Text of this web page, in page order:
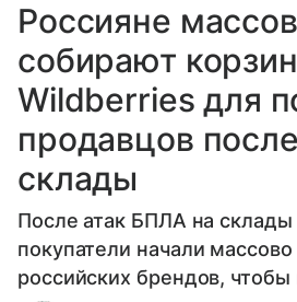
Россияне
собирают
Wildberries для
продавцов
склады
После атак БПЛА на склады
покупатели начали
российских брендов,